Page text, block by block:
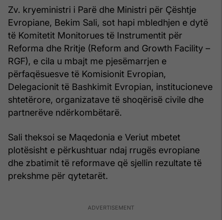
Zv. kryeministri i Parë dhe Ministri për Çështje
Evropiane, Bekim Sali, sot hapi mbledhjen e dytë
të Komitetit Monitorues të Instrumentit për
Reforma dhe Rritje (Reform and Growth Facility –
RGF), e cila u mbajt me pjesëmarrjen e
përfaqësuesve të Komisionit Evropian,
Delegacionit të Bashkimit Evropian, institucioneve
shtetërore, organizatave të shoqërisë civile dhe
partnerëve ndërkombëtarë.
Sali theksoi se Maqedonia e Veriut mbetet
plotësisht e përkushtuar ndaj rrugës evropiane
dhe zbatimit të reformave që sjellin rezultate të
prekshme për qytetarët.